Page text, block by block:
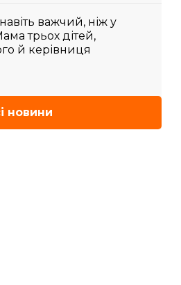
важчий, ніж у
трьох дітей,
й керівниця
новини